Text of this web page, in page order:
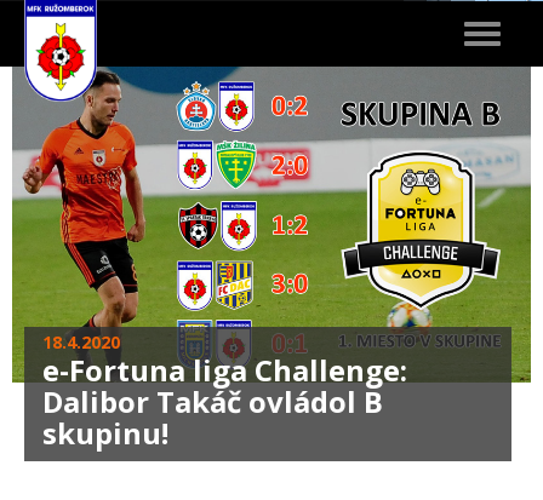
Toggle
18.4.2020
e-Fortuna liga Challenge:
Dalibor Takáč ovládol B
skupinu!